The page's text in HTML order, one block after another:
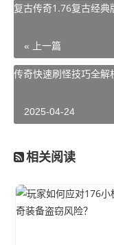
复古传奇1.76复古经典
« 上一篇
传奇快速刷怪技巧全解
2025-04-24
相关阅读